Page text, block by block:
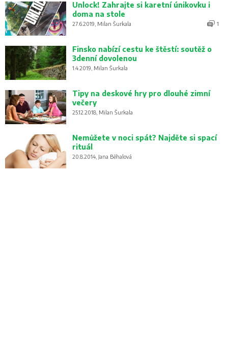
Unlock! Zahrajte si karetní únikovku i
doma na stole
27.6.2019, Milan Šurkala 1
Finsko nabízí cestu ke štěstí: soutěž o
3denní dovolenou
1.4.2019, Milan Šurkala
Tipy na deskové hry pro dlouhé zimní
večery
25.12.2018, Milan Šurkala
Nemůžete v noci spát? Najděte si spací
rituál
20.8.2014, Jana Běhalová